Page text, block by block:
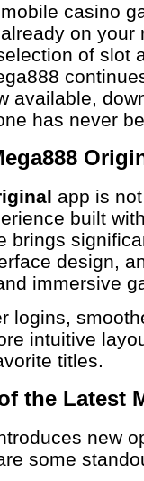
casino
on your
of slot
available,
has never
app is
built
brings
design,
immersive
logins,
intuitive
titles.
the Latest
new
some